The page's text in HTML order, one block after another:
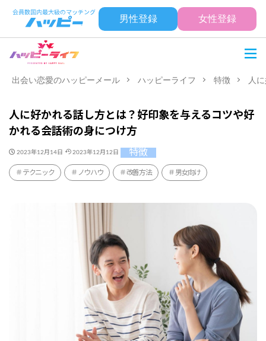
男性登録 女性登録
出会い恋愛のハッピーメール ハッピーライフ 特徴 人
人に好かれる話し方とは？好印象を与えるコツや好
かれる会話術の身につけ方
2023年12月14日 2023年12月12日 特徴
テクニック ノウハウ 改善方法 男女向け